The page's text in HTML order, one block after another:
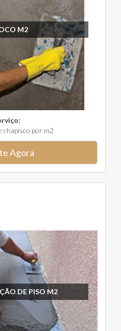
M2
chapisco por m2
Agora
DE PISO M2